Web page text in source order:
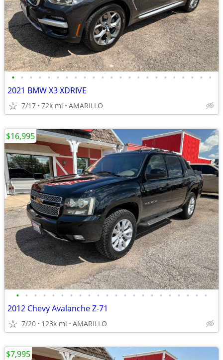
• • • • • • • • • • • • • • • • • • • • • • •
2021 BMW X3 XDRIVE
7/17 72k mi AMARILLO
• • • • • • • • • • • • • • • • • • • • • •
2012 Chevy Avalanche Z-71
7/20 123k mi AMARILLO
$16,995
$7,995